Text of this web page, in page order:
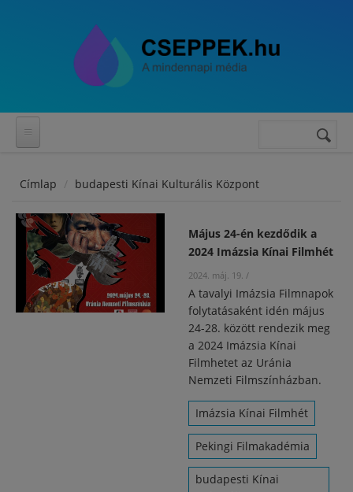
Keresés
Címlap budapesti Kínai Kulturális Központ
Május 24-én kezdődik a
2024 Imázsia Kínai Filmhét
2024. máj. 19. /
A tavalyi Imázsia Filmnapok
folytatásaként idén május
24-28. között rendezik meg
a 2024 Imázsia Kínai
Filmhetet az Uránia
Nemzeti Filmszínházban.
Imázsia Kínai Filmhét
Pekingi Filmakadémia
budapesti Kínai